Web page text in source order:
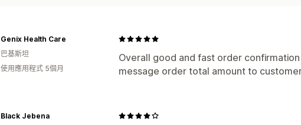
Overall good and fast order
message order total amount to
Genix Health Care
巴基斯坦
使用應用程式 5個月
Black Jebena